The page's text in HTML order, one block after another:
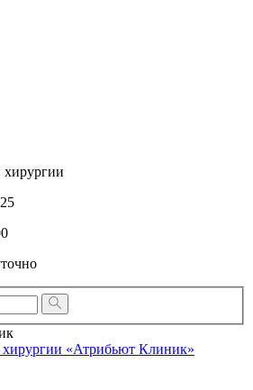
хирургии
хирургии «Атрибьют Клиник»